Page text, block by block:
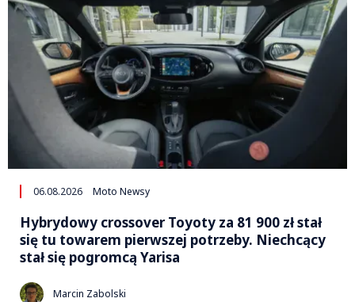
06.08.2026 Moto Newsy
Hybrydowy crossover Toyoty za 81 900 zł stał
się tu towarem pierwszej potrzeby. Niechcący
stał się pogromcą Yarisa
Marcin Zabolski